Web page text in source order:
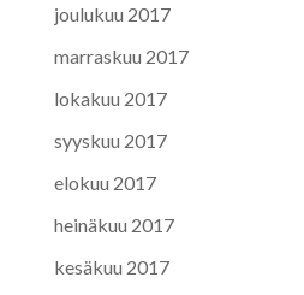
joulukuu 2017
marraskuu 2017
lokakuu 2017
syyskuu 2017
elokuu 2017
heinäkuu 2017
kesäkuu 2017